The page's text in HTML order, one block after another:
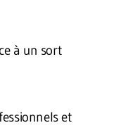
à un sort
et